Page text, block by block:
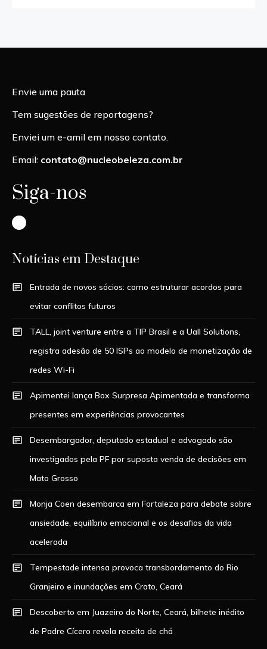
Envie uma pauta
Tem sugestões de reportagens?
Enviei um e-amil em nosso contato.
Email: contato@nucleobeleza.com.br
Siga-nos
Instagram
Notícias em Destaque
Entrada de novos sócios: como estruturar acordos para
evitar conflitos futuros
TALL, joint venture entre a TIP Brasil e a Uall Solutions,
registra adesão de 50 ISPs ao modelo de monetização de
redes Wi-Fi
Apimentei lança Box Surpresa Apimentada e transforma
presentes em experiências provocantes
Desembargador, deputado estadual e advogado são
investigados pela PF por suposta venda de decisões em
Mato Grosso
Monja Coen desembarca em Fortaleza para debate sobre
ansiedade, equilíbrio emocional e os desafios da vida
acelerada
Tempestade intensa provoca transbordamento do Rio
Granjeiro e inundações em Crato, Ceará
Descoberto em Juazeiro do Norte, Ceará, bilhete inédito
de Padre Cícero revela receita de chá